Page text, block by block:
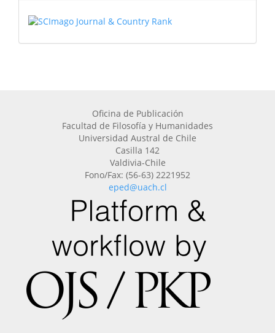
Oficina de Publicación
Facultad de Filosofía y Humanidades
Universidad Austral de Chile
Casilla 142
Valdivia-Chile
Fono/Fax: (56-63) 2221952
eped@uach.cl